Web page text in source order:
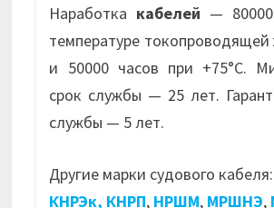
Наработка кабелей —
температуре
и 50000 часов при +75°С.
срок службы — 25 лет.
службы — 5 лет.
Другие марки судового кабеля:
КНРЭк, КНРП, НРШМ, МРШНЭ,